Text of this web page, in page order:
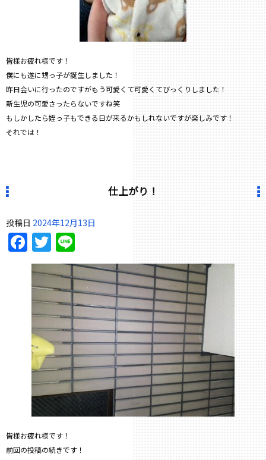
皆様お疲れ様です！
僕にも遂に甥っ子が誕生しました！
昨日会いに行ったのですがもう可愛くて可愛くてびっくりしました！
新生児の可愛さったらないですね笑
もしかしたら姪っ子もできる日が来るかもしれないですが楽しみです！
それでは！
仕上がり！
投稿日 2024年12月13日
Facebook
Twitter
皆様お疲れ様です！
前回の投稿の続きです！